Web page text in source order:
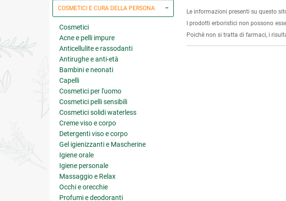
COSMETICI E CURA DELLA PERSONA
Cosmetici
Acne e pelli impure
Anticellulite e rassodanti
Antirughe e anti-età
Bambini e neonati
Capelli
Cosmetici per l'uomo
Cosmetici pelli sensibili
Cosmetici solidi waterless
Creme viso e corpo
Detergenti viso e corpo
Gel igienizzanti e Mascherine
Igiene orale
Igiene personale
Massaggio e Relax
Occhi e orecchie
Profumi e deodoranti
Le informazioni presenti su questo
I prodotti erboristici non possono
Poichè non si tratta di farmaci, i